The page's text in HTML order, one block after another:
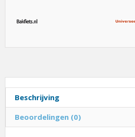
Beschrijving
Beoordelingen (0)